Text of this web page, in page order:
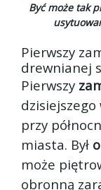
Być może tak
Pierwszy
drewnianej
Pierwszy
przy
miasta. Był
może
obronną